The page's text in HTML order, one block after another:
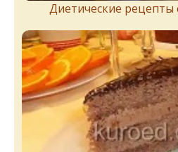
Диетические рецепты